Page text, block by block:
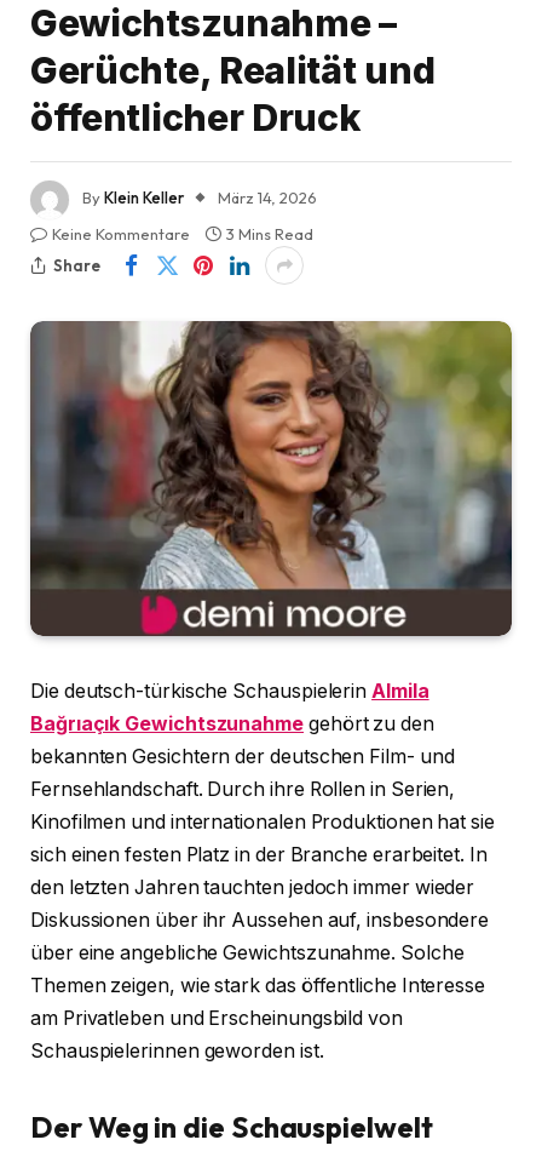
Gewichtszunahme –
Gerüchte, Realität und
öffentlicher Druck
ByKlein Keller
März 14, 2026
Keine Kommentare
3 Mins Read
Share
Die deutsch-türkische SchauspielerinAlmila
Bağrıaçık Gewichtszunahme gehört zu den
bekannten Gesichtern der deutschen Film- und
Fernsehlandschaft. Durch ihre Rollen in Serien,
Kinofilmen und internationalen Produktionen hat sie
sich einen festen Platz in der Branche erarbeitet. In
den letzten Jahren tauchten jedoch immer wieder
Diskussionen über ihr Aussehen auf, insbesondere
über eine angebliche Gewichtszunahme. Solche
Themen zeigen, wie stark das öffentliche Interesse
am Privatleben und Erscheinungsbild von
Schauspielerinnen geworden ist.
Der Weg in die Schauspielwelt